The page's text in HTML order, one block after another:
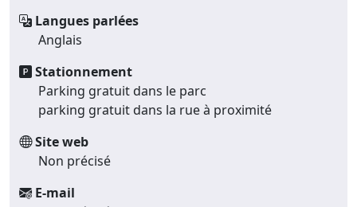
Langues parlées
Anglais
Stationnement
Parking gratuit dans le parc
parking gratuit dans la rue à proximité
Site web
Non précisé
E-mail